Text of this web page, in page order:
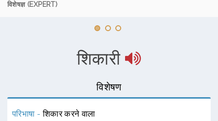
विशेषज्ञ (EXPERT)
शिकारी
विशेषण
परिभाषा -शिकार करने वाला